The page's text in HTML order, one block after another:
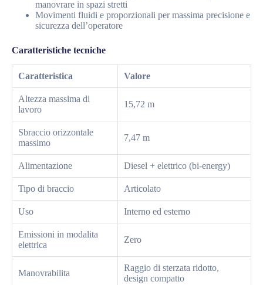
manovrare in spazi stretti
Movimenti fluidi e proporzionali per massima precisione e
sicurezza dell’operatore
Caratteristiche tecniche
Caratteristica Valore
Altezza massima di
lavoro
15,72 m
Sbraccio orizzontale
massimo
7,47 m
Alimentazione Diesel + elettrico (bi-energy)
Tipo di braccio Articolato
Uso Interno ed esterno
Emissioni in modalita
elettrica
Zero
Manovrabilita
Raggio di sterzata ridotto,
design compatto